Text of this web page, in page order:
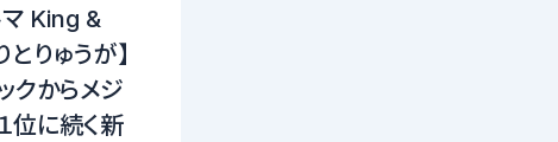
マ King &
りゅうが】
クからメジ
位に続く新